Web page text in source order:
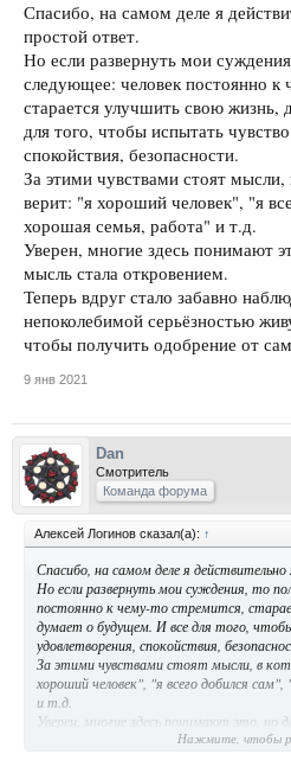
Спасибо, на самом деле я
простой ответ.
Но если развернуть мои
следующее: человек постоянно к
старается улучшить свою
для того, чтобы испытать
спокойствия, безопасности.
За этими чувствами стоят мысли,
верит: "я хороший человек", "я
хорошая семья, работа" и т.д.
Уверен, многие здесь понимают
мысль стала откровением.
Теперь вдруг стало забавно
непоколебимой серьёзностью
чтобы получить одобрение от
9 янв 2021
Dan
Смотритель
Команда форума
Алексей Логинов сказал(а): ↑
Спасибо, на самом деле я
Но если развернуть мои суждения, то
постоянно к чему-то стремится,
думает о будущем. И все для того,
удовлетворения, спокойствия,
За этими чувствами стоят мысли, в
хороший человек", "я всего добился
и т.д.
Уверен, многие здесь понимают это, но
Нажмите, чтобы